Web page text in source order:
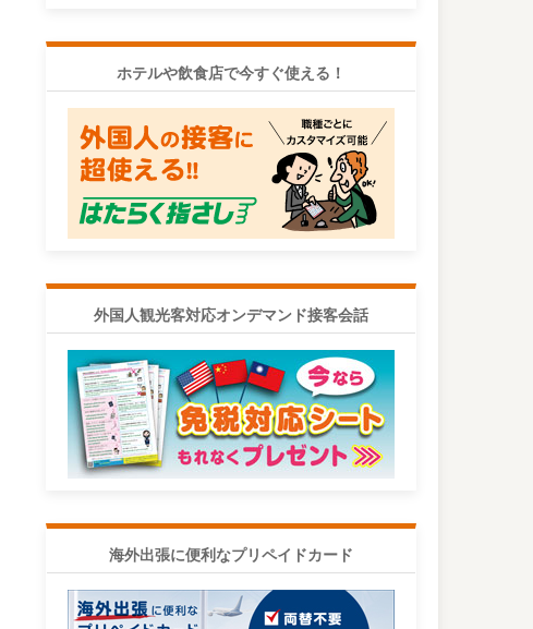
ホテルや飲食店で今すぐ使える！
外国人観光客対応オンデマンド接客会話
海外出張に便利なプリペイドカード